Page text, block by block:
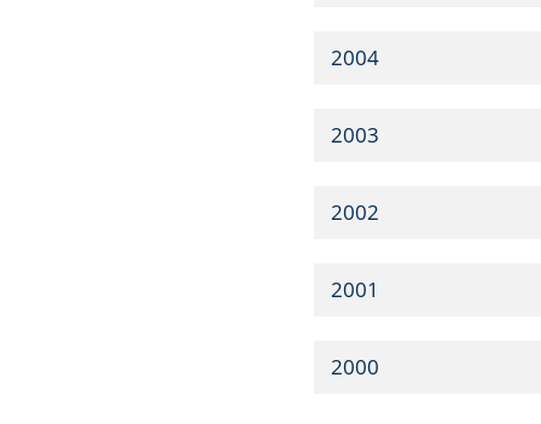
2004
2003
2002
2001
2000